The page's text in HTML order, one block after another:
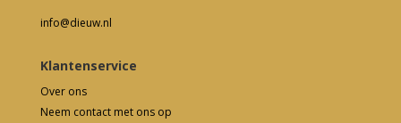
info@dieuw.nl
Klantenservice
Over ons
Neem contact met ons op